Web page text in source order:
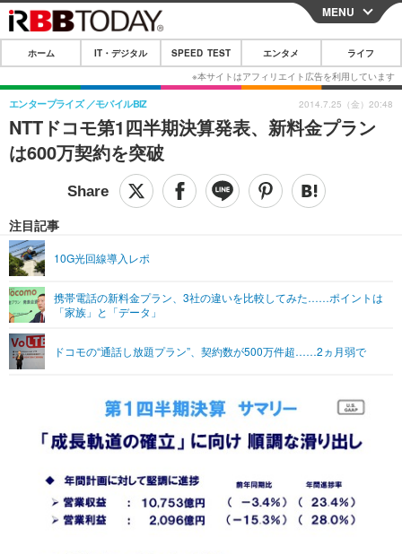
CLOSE
ホーム
IT・デジタル
IT・デジタルTOP スマートフォン
ショッピング その他
SPEED TEST
エンタメTOP 映画・ドラマ
グラビア
ショッピング その他
ライフTOP
その他
リリース一覧
プッシュ通知の停止方法
MENU
ホーム IT・デジタル SPEED TEST エンタメ ライフ
NTTドコモ第1四半期決算発表、新料金プラン
は600万契約を突破
エンタープライズ モバイルBIZ
注目記事
10G光回線導入レポ
携帯電話の新料金プラン、3社の違いを比較してみた……ポイントは
「家族」と「データ」
ドコモの“通話し放題プラン”、契約数が500万件超……2ヵ月弱で
2014.7.25（金）20:48